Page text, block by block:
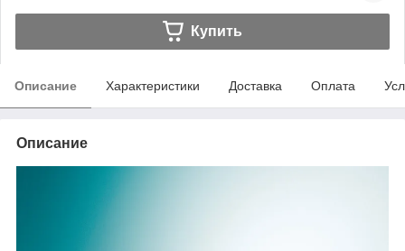
Купить
Описание Характеристики Доставка Оплата
Описание